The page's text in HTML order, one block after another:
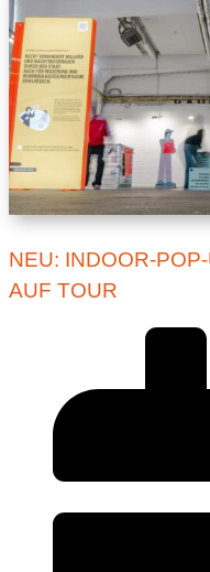
NEU: INDOOR-
AUF TOUR